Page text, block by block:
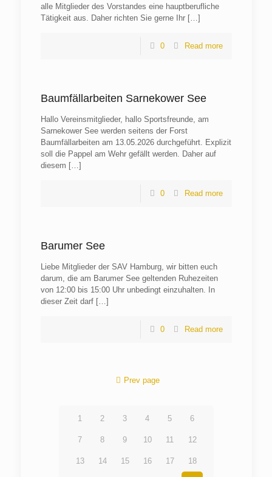
alle Mitglieder des Vorstandes eine hauptberufliche
Tätigkeit aus. Daher richten Sie gerne Ihr[…]
0 Read more
Baumfällarbeiten Sarnekower See
Hallo Vereinsmitglieder, hallo Sportsfreunde, am
Sarnekower See werden seitens der Forst
Baumfällarbeiten am 13.05.2026 durchgeführt. Explizit
soll die Pappel am Wehr gefällt werden. Daher auf
diesem […]
0 Read more
Barumer See
Liebe Mitglieder der SAV Hamburg, wir bitten euch
darum, die am Barumer See geltenden Ruhezeiten
von 12:00 bis 15:00 Uhr unbedingt einzuhalten. In
dieser Zeit darf[…]
0 Read more
Prev page
1 2 3 4 5 6
7 8 9 10 11 12
13 14 15 16 17 18